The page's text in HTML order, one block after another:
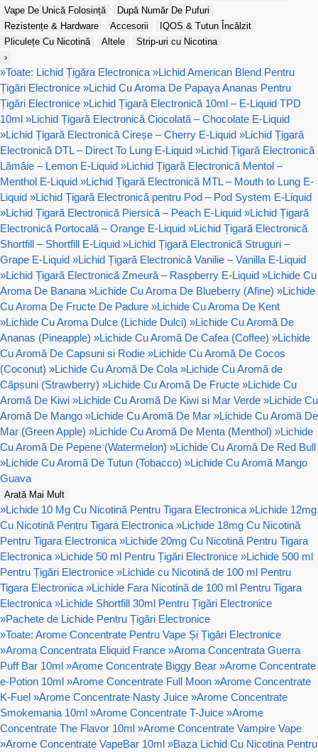
Vape De Unică Folosință
După Număr De Pufuri
Rezistențe & Hardware
Accesorii
IQOS & Tutun Încălzit
Pliculețe Cu Nicotină
Altele
Strip-uri cu Nicotina
›
»Toate: Lichid Țigăra Electronica »Lichid American Blend Pentru
Țigări Electronice »Lichid Cu Aroma De Papaya Ananas Pentru
Țigări Electronice »Lichid Țigară Electronică 10ml – E-Liquid TPD
10ml »Lichid Țigară Electronică Ciocolată – Chocolate E-Liquid
»Lichid Țigară Electronică Cireșe – Cherry E-Liquid »Lichid Țigară
Electronică DTL – Direct To Lung E-Liquid »Lichid Țigară Electronică
Lămâie – Lemon E-Liquid »Lichid Țigară Electronică Mentol –
Menthol E-Liquid »Lichid Țigară Electronică MTL – Mouth to Lung E-
Liquid »Lichid Țigară Electronică pentru Pod – Pod System E-Liquid
»Lichid Țigară Electronică Piersică – Peach E-Liquid »Lichid Țigară
Electronică Portocală – Orange E-Liquid »Lichid Țigară Electronică
Shortfill – Shortfill E-Liquid »Lichid Țigară Electronică Struguri –
Grape E-Liquid »Lichid Țigară Electronică Vanilie – Vanilla E-Liquid
»Lichid Țigară Electronică Zmeură – Raspberry E-Liquid »Lichide Cu
Aroma De Banana »Lichide Cu Aroma De Blueberry (Afine) »Lichide
Cu Aroma De Fructe De Padure »Lichide Cu Aroma De Kent
»Lichide Cu Aroma Dulce (Lichide Dulci) »Lichide Cu Aromă De
Ananas (Pineapple) »Lichide Cu Aromă De Cafea (Coffee) »Lichide
Cu Aromă De Capsuni si Rodie »Lichide Cu Aromă De Cocos
(Coconut) »Lichide Cu Aromă De Cola »Lichide Cu Aromă de
Căpșuni (Strawberry) »Lichide Cu Aromă De Fructe »Lichide Cu
Aromă De Kiwi »Lichide Cu Aromă De Kiwi si Mar Verde »Lichide Cu
Aromă De Mango »Lichide Cu Aromă De Mar »Lichide Cu Aromă De
Mar (Green Apple) »Lichide Cu Aromă De Menta (Menthol) »Lichide
Cu Aromă De Pepene (Watermelon) »Lichide Cu Aromă De Red Bull
»Lichide Cu Aromă De Tutun (Tobacco) »Lichide Cu Aromă Mango
Guava
Arată Mai Mult
»Lichide 10 Mg Cu Nicotină Pentru Tigara Electronica »Lichide 12mg
Cu Nicotină Pentru Tigara Electronica »Lichide 18mg Cu Nicotină
Pentru Tigara Electronica »Lichide 20mg Cu Nicotină Pentru Tigara
Electronica »Lichide 50 ml Pentru Țigări Electronice »Lichide 500 ml
Pentru Țigări Electronice »Lichide cu Nicotină de 100 ml Pentru
Tigara Electronica »Lichide Fara Nicotină de 100 ml Pentru Tigara
Electronica »Lichide Shortfill 30ml Pentru Țigări Electronice
»Pachete de Lichide Pentru Țigări Electronice
»Toate: Arome Concentrate Pentru Vape Și Țigări Electronice
»Aroma Concentrata Eliquid France »Aroma Concentrata Guerra
Puff Bar 10ml »Arome Concentrate Biggy Bear »Arome Concentrate
e-Potion 10ml »Arome Concentrate Full Moon »Arome Concentrate
K-Fuel »Arome Concentrate Nasty Juice »Arome Concentrate
Smokemania 10ml »Arome Concentrate T-Juice »Arome
Concentrate The Flavor 10ml »Arome Concentrate Vampire Vape
»Arome Concentrate VapeBar 10ml »Baza Lichid Cu Nicotina Pentru